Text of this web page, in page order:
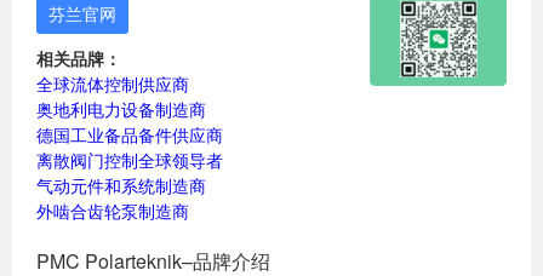
芬兰官网
相关品牌：
全球流体控制供应商
奥地利电力设备制造商
德国工业备品备件供应商
离散阀门控制全球领导者
气动元件和系统制造商
外啮合齿轮泵制造商
PMC Polarteknik–品牌介绍